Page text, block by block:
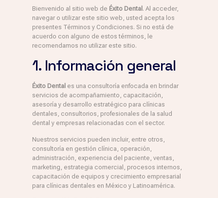
Bienvenido al sitio web de Éxito Dental . Al acceder,
navegar o utilizar este sitio web, usted acepta los
presentes Términos y Condiciones. Si no está de
acuerdo con alguno de estos términos, le
recomendamos no utilizar este sitio.
1. Información general
Éxito Dental es una consultoría enfocada en brindar
servicios de acompañamiento, capacitación,
asesoría y desarrollo estratégico para clínicas
dentales, consultorios, profesionales de la salud
dental y empresas relacionadas con el sector.
Nuestros servicios pueden incluir, entre otros,
consultoría en gestión clínica, operación,
administración, experiencia del paciente, ventas,
marketing, estrategia comercial, procesos internos,
capacitación de equipos y crecimiento empresarial
para clínicas dentales en México y Latinoamérica.